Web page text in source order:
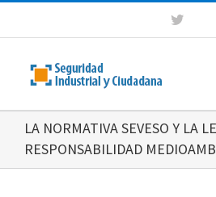
al
contenido
Twitter
LA NORMATIVA SEVESO Y LA
RESPONSABILIDAD